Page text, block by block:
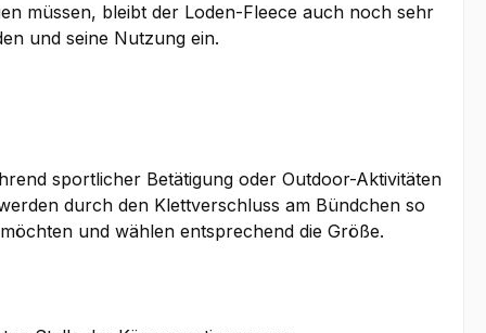
müssen, bleibt der Loden-Fleece auch noch sehr
und seine Nutzung ein.
sportlicher Betätigung oder Outdoor-Aktivitäten
durch den Klettverschluss am Bündchen so
und wählen entsprechend die Größe.